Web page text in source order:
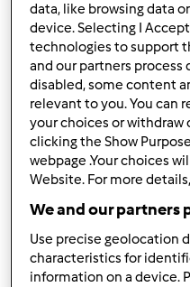
przez
42 72 Średni
przez
data, like browsing data
device. Selecting I
technologies to support
and our partners process
disabled, some content
relevant to you. You can
your choices or
clicking the Show
webpage .Your choices
Website. For more
We and our partners
Use precise geolocation
characteristics for
information on a device.